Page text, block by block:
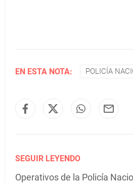
EN ESTA NOTA: POLICÍA
SEGUIR LEYENDO
Operativos de la Policía